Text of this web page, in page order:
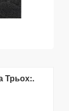
Трьох:.